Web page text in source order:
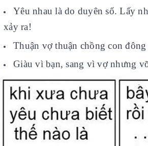
Yêu nhau là do duyên số. Lấy
xảy ra!
Thuận vợ thuận chồng con đông
Giàu vì bạn, sang vì vợ nhưng